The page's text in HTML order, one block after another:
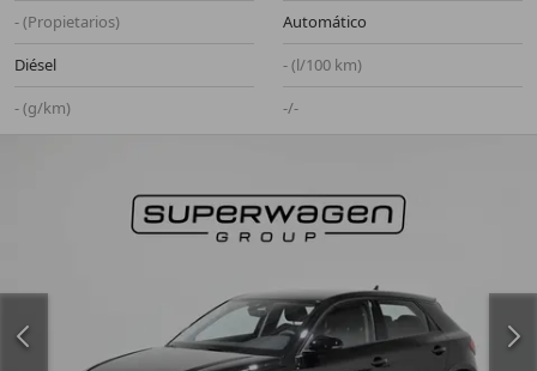
- (Propietarios)
Automático
Diésel
- (l/100 km)
- (g/km)
-/-